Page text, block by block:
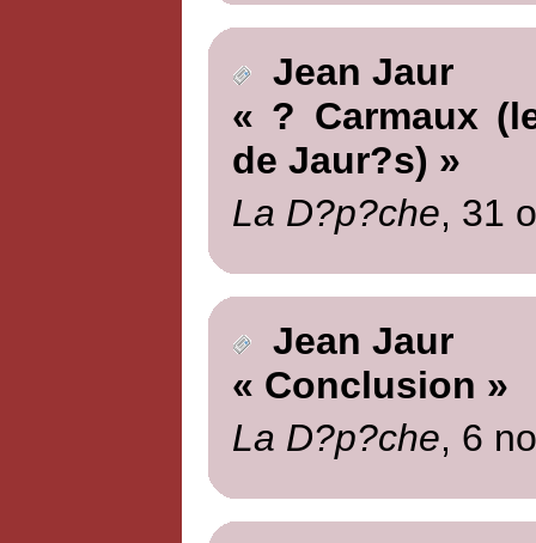
Jean Jaur
« ? Carmaux
de Jaur?s) »
La D?p?che, 31
Jean Jaur
« Conclusion »
La D?p?che, 6